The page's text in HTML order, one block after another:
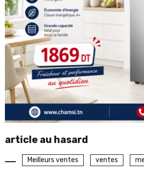
article au hasard
Meilleurs ventes ventes